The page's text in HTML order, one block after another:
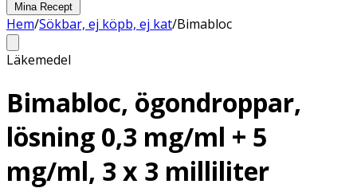
Mina Recept
Hem/Sökbar, ej köpb, ej kat/Bimabloc
Läkemedel
Bimabloc, ögondroppar,
lösning 0,3 mg/ml + 5
mg/ml, 3 x 3 milliliter